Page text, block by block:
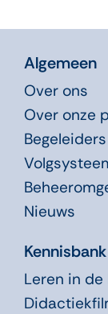
Algemeen
Over ons
Over onze
Begeleiders
Nieuws
Kennisbank
Leren in